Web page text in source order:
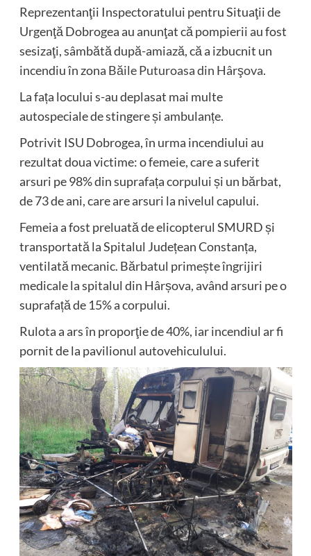
Reprezentanţii Inspectoratului pentru Situaţii de
Urgenţă Dobrogea au anunţat că pompierii au fost
sesizaţi, sâmbătă după-amiază, că a izbucnit un
incendiu în zona Băile Puturoasa din Hârşova.
La fața locului s-au deplasat mai multe
autospeciale de stingere și ambulanțe.
Potrivit ISU Dobrogea, în urma incendiului au
rezultat doua victime: o femeie, care a suferit
arsuri pe 98% din suprafața corpului și un bărbat,
de 73 de ani, care are arsuri la nivelul capului.
Femeia a fost preluată de elicopterul SMURD și
transportată la Spitalul Județean Constanța,
ventilată mecanic. Bărbatul primește îngrijiri
medicale la spitalul din Hârșova, având arsuri pe o
suprafață de 15% a corpului.
Rulota a ars în proporţie de 40%, iar incendiul ar fi
pornit de la pavilionul autovehiculului.